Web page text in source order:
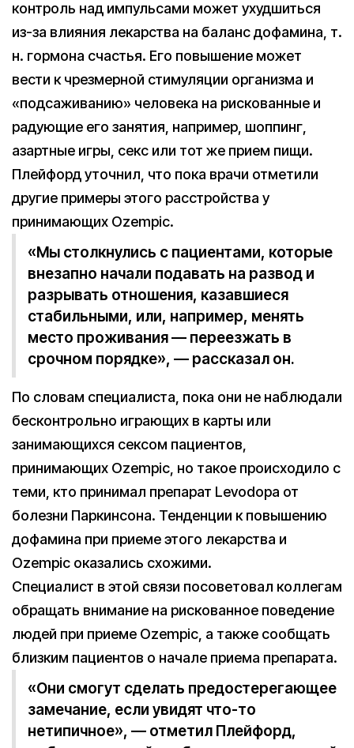
контроль над импульсами может ухудшиться
из-за влияния лекарства на баланс дофамина, т.
н. гормона счастья. Его повышение может
вести к чрезмерной стимуляции организма и
«подсаживанию» человека на рискованные и
радующие его занятия, например, шоппинг,
азартные игры, секс или тот же прием пищи.
Плейфорд уточнил, что пока врачи отметили
другие примеры этого расстройства у
принимающих Ozempic.
«Мы столкнулись с пациентами, которые
внезапно начали подавать на развод и
разрывать отношения, казавшиеся
стабильными, или, например, менять
место проживания — переезжать в
срочном порядке», — рассказал он.
По словам специалиста, пока они не наблюдали
бесконтрольно играющих в карты или
занимающихся сексом пациентов,
принимающих Ozempic, но такое происходило с
теми, кто принимал препарат Levodopa от
болезни Паркинсона. Тенденции к повышению
дофамина при приеме этого лекарства и
Ozempic оказались схожими.
Специалист в этой связи посоветовал коллегам
обращать внимание на рискованное поведение
людей при приеме Ozempic, а также сообщать
близким пациентов о начале приема препарата.
«Они смогут сделать предостерегающее
замечание, если увидят что-то
нетипичное», — отметил Плейфорд,